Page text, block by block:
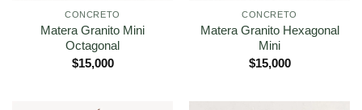
CONCRETO
Matera Granito Mini
Octagonal
$15,000
CONCRETO
Matera Granito Hexagonal
Mini
$15,000